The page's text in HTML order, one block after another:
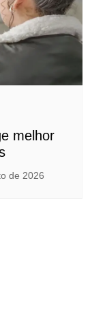
melhor
de 2026